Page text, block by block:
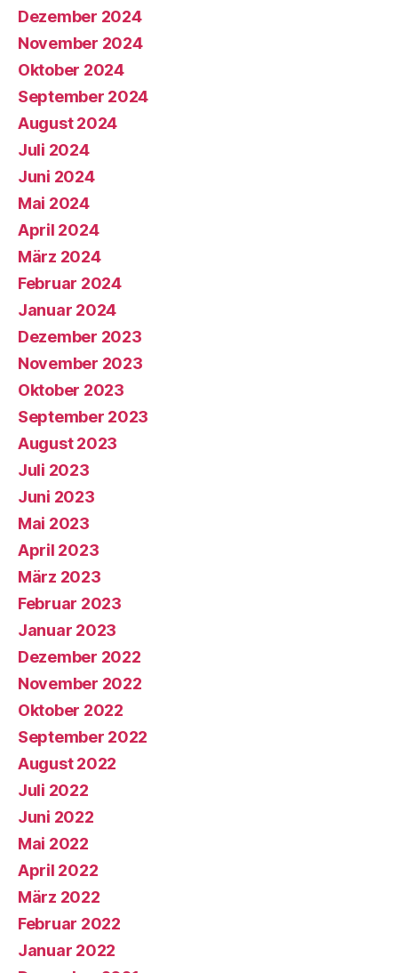
Dezember 2024
November 2024
Oktober 2024
September 2024
August 2024
Juli 2024
Juni 2024
Mai 2024
April 2024
März 2024
Februar 2024
Januar 2024
Dezember 2023
November 2023
Oktober 2023
September 2023
August 2023
Juli 2023
Juni 2023
Mai 2023
April 2023
März 2023
Februar 2023
Januar 2023
Dezember 2022
November 2022
Oktober 2022
September 2022
August 2022
Juli 2022
Juni 2022
Mai 2022
April 2022
März 2022
Februar 2022
Januar 2022